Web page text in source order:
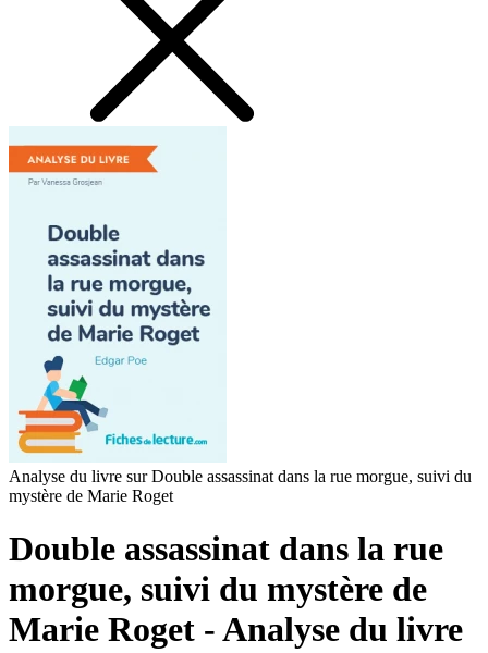
Analyse du livre sur Double assassinat dans la rue morgue, suivi du
mystère de Marie Roget
Double assassinat dans la rue
morgue, suivi du mystère de
Marie Roget - Analyse du livre